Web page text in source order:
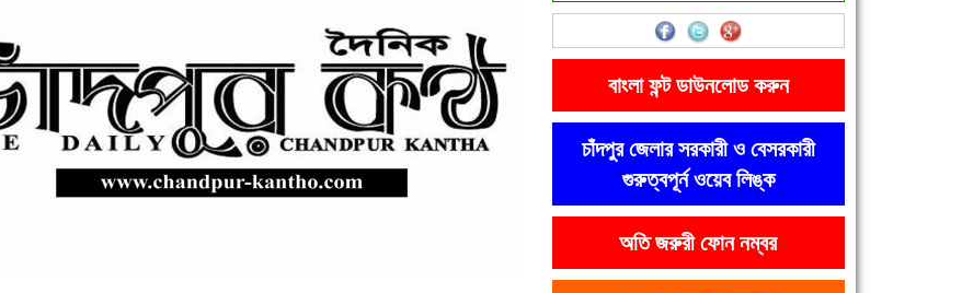
বাংলা ফন্ট ডাউনলোড করুন
চাঁদপুর জেলার সরকারী ও বেসরকারী
গুরুত্বপূর্ন ওয়েব লিঙ্ক
অতি জরুরী ফোন নম্বর